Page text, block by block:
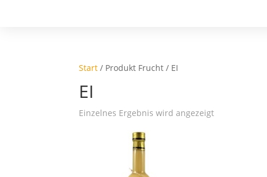
Start / Produkt Frucht / EI
EI
Einzelnes Ergebnis wird angezeigt